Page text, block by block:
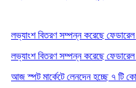
লভ্যাংশ বিতরণ সম্পন্ন করেছে ফেডারেল
লভ্যাংশ বিতরণ সম্পন্ন করেছে ফেডারেল
আজ স্পট মার্কেটে লেনদেন হচ্ছে ৭ টি